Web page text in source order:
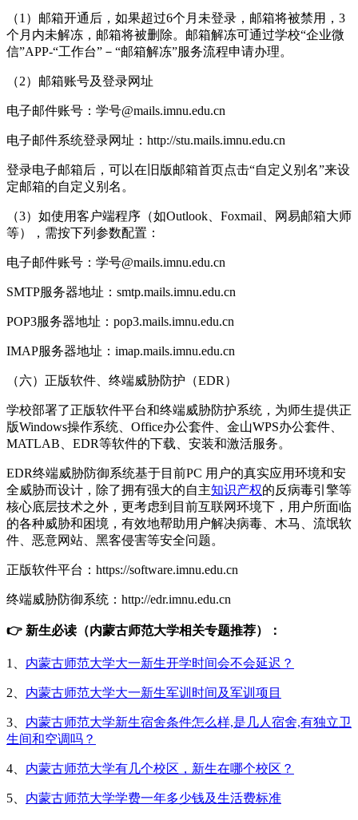
（1）邮箱开通后，如果超过6个月未登录，邮箱将被禁用，3
个月内未解冻，邮箱将被删除。邮箱解冻可通过学校“企业微
信”APP-“工作台”－“邮箱解冻”服务流程申请办理。
（2）邮箱账号及登录网址
电子邮件账号：学号@mails.imnu.edu.cn
电子邮件系统登录网址：http://stu.mails.imnu.edu.cn
登录电子邮箱后，可以在旧版邮箱首页点击“自定义别名”来设
定邮箱的自定义别名。
（3）如使用客户端程序（如Outlook、Foxmail、网易邮箱大师
等），需按下列参数配置：
电子邮件账号：学号@mails.imnu.edu.cn
SMTP服务器地址：smtp.mails.imnu.edu.cn
POP3服务器地址：pop3.mails.imnu.edu.cn
IMAP服务器地址：imap.mails.imnu.edu.cn
（六）正版软件、终端威胁防护（EDR）
学校部署了正版软件平台和终端威胁防护系统，为师生提供正
版Windows操作系统、Office办公套件、金山WPS办公套件、
MATLAB、EDR等软件的下载、安装和激活服务。
EDR终端威胁防御系统基于目前PC 用户的真实应用环境和安
全威胁而设计，除了拥有强大的自主知识产权的反病毒引擎等
核心底层技术之外，更考虑到目前互联网环境下，用户所面临
的各种威胁和困境，有效地帮助用户解决病毒、木马、流氓软
件、恶意网站、黑客侵害等安全问题。
正版软件平台：https://software.imnu.edu.cn
终端威胁防御系统：http://edr.imnu.edu.cn
👉 新生必读（内蒙古师范大学相关专题推荐）：
1、 内蒙古师范大学大一新生开学时间会不会延迟？
2、 内蒙古师范大学大一新生军训时间及军训项目
3、 内蒙古师范大学新生宿舍条件怎么样,是几人宿舍,有独立卫
生间和空调吗？
4、 内蒙古师范大学有几个校区，新生在哪个校区？
5、 内蒙古师范大学学费一年多少钱及生活费标准